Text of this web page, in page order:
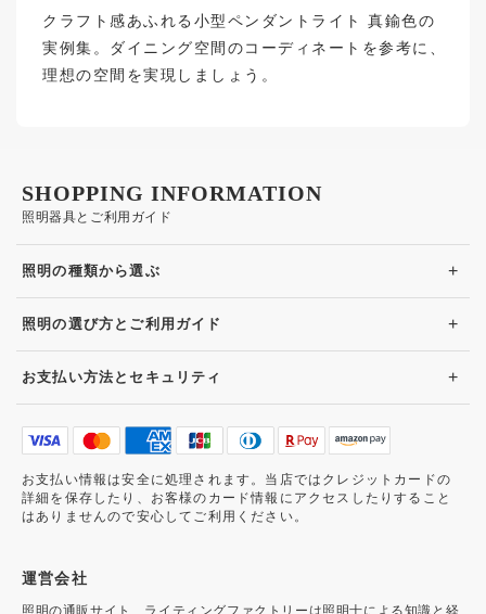
クラフト感あふれる小型ペンダントライト 真鍮色の
実例集。ダイニング空間のコーディネートを参考に、
理想の空間を実現しましょう。
照明器具とご利用ガイド
SHOPPING INFORMATION
照明の種類から選ぶ +
照明の選び方とご利用ガイド +
お支払い方法とセキュリティ +
お支払い情報は安全に処理されます。当店ではクレジットカードの
詳細を保存したり、お客様のカード情報にアクセスしたりすること
はありませんので安心してご利用ください。
運営会社
照明の通販サイト、ライティングファクトリーは照明士による知識と経